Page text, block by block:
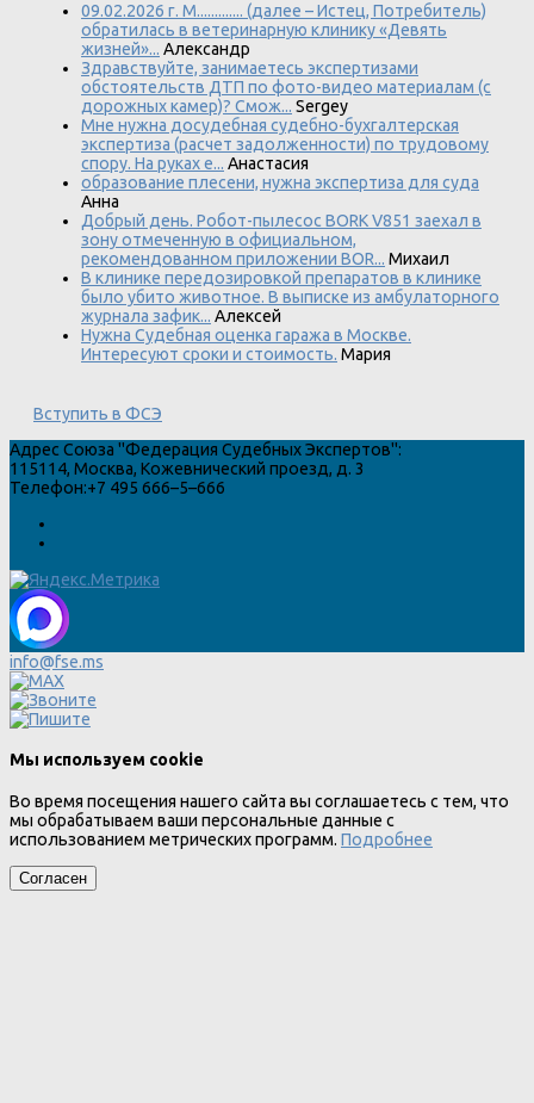
09.02.2026 г. М............. (далее – Истец, Потребитель)
обратилась в ветеринарную клинику «Девять
жизней»... Александр
Здравствуйте, занимаетесь экспертизами
обстоятельств ДТП по фото-видео материалам (с
дорожных камер)? Смож... Sergey
Мне нужна досудебная судебно-бухгалтерская
экспертиза (расчет задолженности) по трудовому
спору. На руках е... Анастасия
образование плесени, нужна экспертиза для суда
Анна
Добрый день. Робот-пылесос BORK V851 заехал в
зону отмеченную в официальном,
рекомендованном приложении BOR... Михаил
В клинике передозировкой препаратов в клинике
было убито животное. В выписке из амбулаторного
журнала зафик... Алексей
Нужна Судебная оценка гаража в Москве.
Интересуют сроки и стоимость. Мария
Вступить в ФСЭ
Адрес Союза "Федерация Судебных Экспертов":
115114, Москва, Кожевнический проезд, д. 3
Телефон:+7 495 666–5–666
info@fse.ms
Мы используем cookie
Во время посещения нашего сайта вы соглашаетесь с тем, что
мы обрабатываем ваши персональные данные с
использованием метрических программ. Подробнее
Согласен